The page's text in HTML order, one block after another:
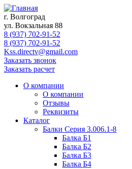
г. Волгоград
ул. Вокзальная 88
8 (937) 702-91-52
8 (937) 702-91-52
Kss.directv@gmail.com
Заказать звонок
Заказать расчет
О компании
О компании
Отзывы
Реквизиты
Каталог
Балки Cерия 3.006.1-8
Балка Б1
Балка Б2
Балка Б3
Балка Б4